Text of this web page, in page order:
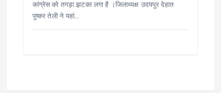
कांग्रेस को तगड़ा झटका लगा है ।जिलाध्यक्ष उदयपुर देहात
पुष्कर तेली ने यहां…